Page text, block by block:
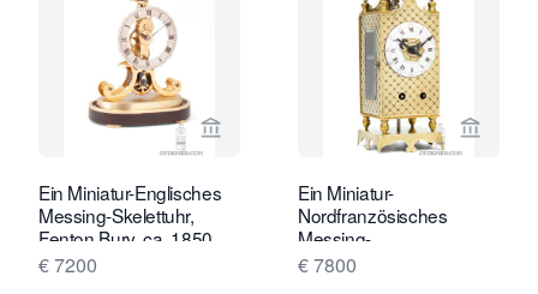
Verkaeuferseite von Gude & Meis
Ein Miniatur-Englisches
Messing-Skelettuhr,
Fenton Bury, ca. 1850.
€ 7200
Ein Miniatur-
Nordfranzösisches
Messing-
Laternenuhrchen, ca.
€ 7800